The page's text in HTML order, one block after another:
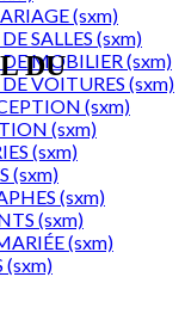
(sxm)
SALLES (sxm)
MOBILIER (sxm)
VOITURES (sxm)
(sxm)
(sxm)
(sxm)
(sxm)
(sxm)
(sxm)
(sxm)
(sxm)
DU